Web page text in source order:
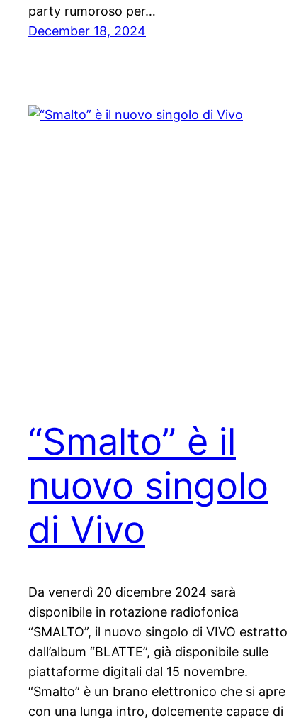
party rumoroso per…
December 18, 2024
“Smalto” è il
nuovo singolo
di Vivo
Da venerdì 20 dicembre 2024 sarà
disponibile in rotazione radiofonica
“SMALTO”, il nuovo singolo di VIVO estratto
dall’album “BLATTE”, già disponibile sulle
piattaforme digitali dal 15 novembre.
“Smalto” è un brano elettronico che si apre
con una lunga intro, dolcemente capace di